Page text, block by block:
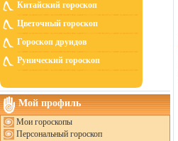
Китайский гороскоп
Цветочный гороскоп
Гороскоп друидов
Рунический гороскоп
Мой профиль
Мои гороскопы
Персональный гороскоп